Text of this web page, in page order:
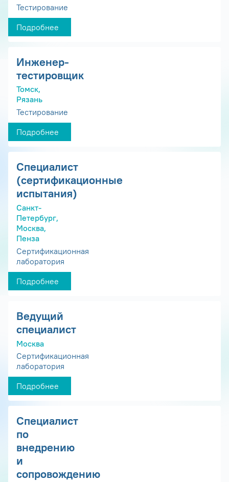
Тестирование
Подробнее
Инженер-
тестировщик
Томск,
Рязань
Тестирование
Подробнее
Специалист
(сертификационные
испытания)
Санкт-
Петербург,
Москва,
Пенза
Сертификационная
лаборатория
Подробнее
Ведущий
специалист
Москва
Сертификационная
лаборатория
Подробнее
Специалист
по
внедрению
и
сопровождению